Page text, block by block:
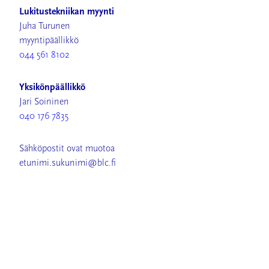
Lukitustekniikan myynti
Juha Turunen
myyntipäällikkö
044 561 8102
Yksikönpäällikkö
Jari Soininen
040 176 7835
Sähköpostit ovat muotoa
etunimi.sukunimi@blc.fi